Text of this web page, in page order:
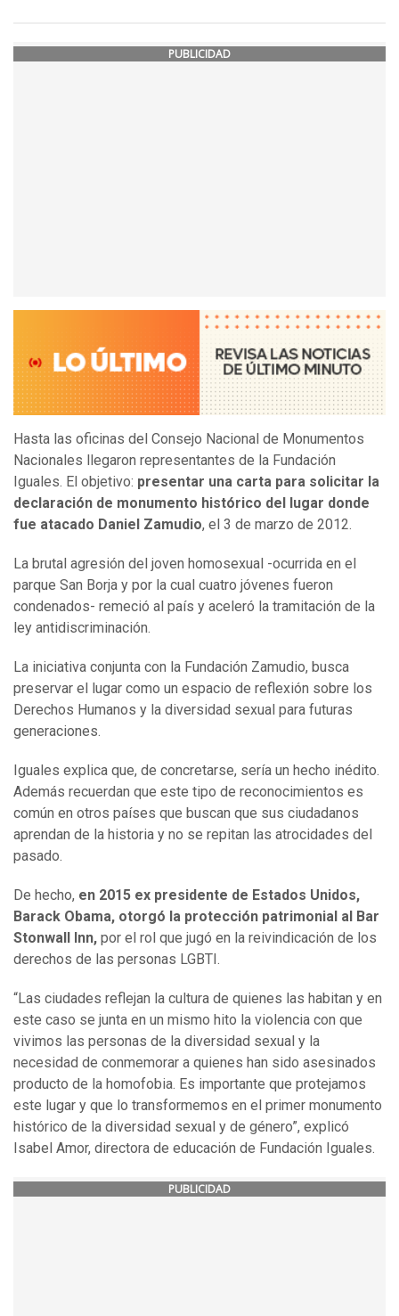
PUBLICIDAD
Hasta las oficinas del Consejo Nacional de Monumentos
Nacionales llegaron representantes de la Fundación
Iguales. El objetivo: presentar una carta para solicitar la
declaración de monumento histórico del lugar donde
fue atacado Daniel Zamudio, el 3 de marzo de 2012.
La brutal agresión del joven homosexual -ocurrida en el
parque San Borja y por la cual cuatro jóvenes fueron
condenados- remeció al país y aceleró la tramitación de la
ley antidiscriminación.
La iniciativa conjunta con la Fundación Zamudio, busca
preservar el lugar como un espacio de reflexión sobre los
Derechos Humanos y la diversidad sexual para futuras
generaciones.
Iguales explica que, de concretarse, sería un hecho inédito.
Además recuerdan que este tipo de reconocimientos es
común en otros países que buscan que sus ciudadanos
aprendan de la historia y no se repitan las atrocidades del
pasado.
De hecho, en 2015 ex presidente de Estados Unidos,
Barack Obama, otorgó la protección patrimonial al Bar
Stonwall Inn, por el rol que jugó en la reivindicación de los
derechos de las personas LGBTI.
“Las ciudades reflejan la cultura de quienes las habitan y en
este caso se junta en un mismo hito la violencia con que
vivimos las personas de la diversidad sexual y la
necesidad de conmemorar a quienes han sido asesinados
producto de la homofobia. Es importante que protejamos
este lugar y que lo transformemos en el primer monumento
histórico de la diversidad sexual y de género”, explicó
Isabel Amor, directora de educación de Fundación Iguales.
PUBLICIDAD